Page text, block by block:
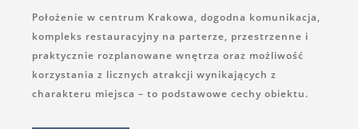
Położenie w centrum Krakowa, dogodna komunikacja,
kompleks restauracyjny na parterze, przestrzenne i
praktycznie rozplanowane wnętrza oraz możliwość
korzystania z licznych atrakcji wynikających z
charakteru miejsca – to podstawowe cechy obiektu.